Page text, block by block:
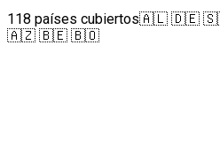
118 países cubiertos🇦🇱 🇩🇪
🇦🇿 🇧🇪 🇧🇴